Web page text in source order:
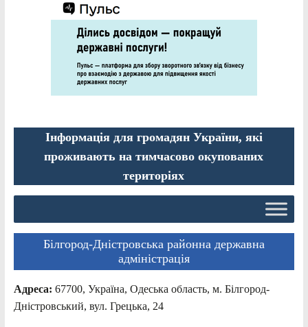
Інформація для громадян України, які
проживають на тимчасово окупованих
територіях
Білгород-Дністровська районна державна
адміністрація
Адреса: 67700, Україна, Одеська область, м. Білгород-
Дністровський, вул. Грецька, 24